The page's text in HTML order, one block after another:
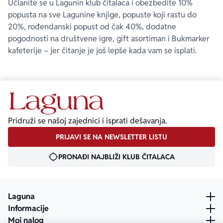
Učlanite se u Lagunin klub čitalaca i obezbedite 10%
popusta na sve Lagunine knjige, popuste koji rastu do
20%, rođendanski popust od čak 40%, dodatne
pogodnosti na društvene igre, gift asortiman i Bukmarker
kafeterije – jer čitanje je još lepše kada vam se isplati.
Pridruži se našoj zajednici i isprati dešavanja.
PRIJAVI SE NA NEWSLETTER LISTU
PRONAĐI NAJBLIŽI KLUB ČITALACA
Laguna
Informacije
Moj nalog